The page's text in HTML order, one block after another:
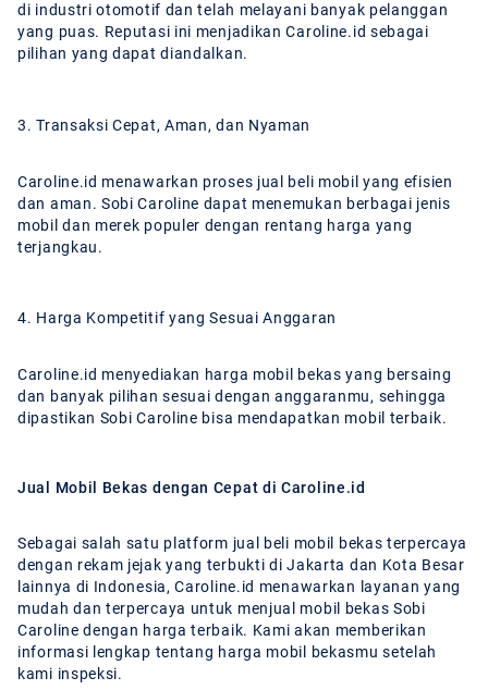
di industri otomotif dan telah melayani banyak pelanggan
yang puas. Reputasi ini menjadikan Caroline.id sebagai
pilihan yang dapat diandalkan.
3. Transaksi Cepat, Aman, dan Nyaman
Caroline.id menawarkan proses jual beli mobil yang efisien
dan aman. Sobi Caroline dapat menemukan berbagai jenis
mobil dan merek populer dengan rentang harga yang
terjangkau.
4. Harga Kompetitif yang Sesuai Anggaran
Caroline.id menyediakan harga mobil bekas yang bersaing
dan banyak pilihan sesuai dengan anggaranmu, sehingga
dipastikan Sobi Caroline bisa mendapatkan mobil terbaik.
Jual Mobil Bekas dengan Cepat di Caroline.id
Sebagai salah satu platform jual beli mobil bekas terpercaya
dengan rekam jejak yang terbukti di Jakarta dan Kota Besar
lainnya di Indonesia, Caroline.id menawarkan layanan yang
mudah dan terpercaya untuk menjual mobil bekas Sobi
Caroline dengan harga terbaik. Kami akan memberikan
informasi lengkap tentang harga mobil bekasmu setelah
kami inspeksi.